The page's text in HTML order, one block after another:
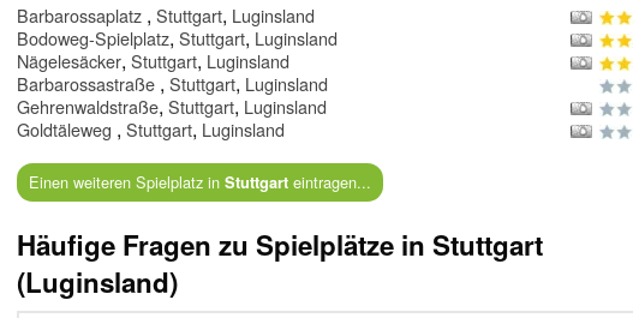
Barbarossaplatz , Stuttgart, Luginsland
Bodoweg-Spielplatz, Stuttgart, Luginsland
Nägelesäcker, Stuttgart, Luginsland
Barbarossastraße , Stuttgart, Luginsland
Gehrenwaldstraße, Stuttgart, Luginsland
Goldtäleweg , Stuttgart, Luginsland
Einen weiteren Spielplatz in Stuttgarteintragen...
Häufige Fragen zu Spielplätze in Stuttgart
(Luginsland)